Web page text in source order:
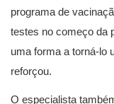
programa de
testes no começo da
uma forma a torná-lo
reforçou.
O especialista